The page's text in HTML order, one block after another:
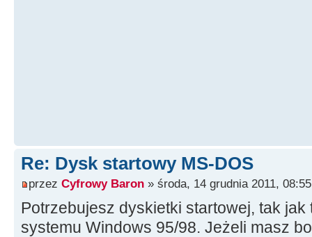
Re: Dysk startowy MS-DOS
przez Cyfrowy Baron » środa, 14 grudnia 2011, 08:55
Potrzebujesz dyskietki startowej, tak jak
systemu Windows 95/98. Jeżeli masz